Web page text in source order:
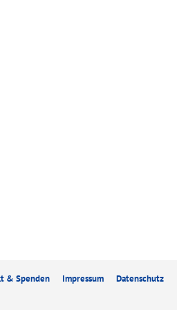
& Spenden Impressum Datenschutz